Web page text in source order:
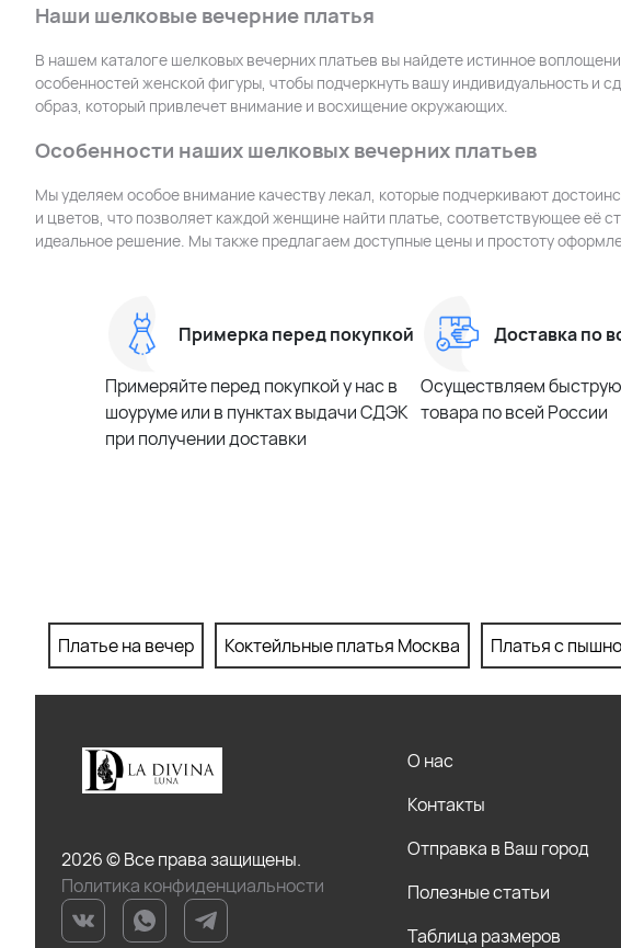
Наши шелковые вечерние платья
В нашем каталоге шелковых вечерних платьев вы найдете истинное
особенностей женской фигуры, чтобы подчеркнуть вашу индивидуальность
образ, который привлечет внимание и восхищение окружающих.
Особенности наших шелковых вечерних платьев
Мы уделяем особое внимание качеству лекал, которые подчеркивают
и цветов, что позволяет каждой женщине найти платье, соответствующее её
идеальное решение. Мы также предлагаем доступные цены и простоту
Примерка перед покупкой
Примеряйте перед покупкой у нас в
шоуруме или в пунктах выдачи СДЭК
при получении доставки
Доставка по
Осуществляем
товара по всей России
Платье на вечер Коктейльные платья Москва Платья с
2026 © Все права защищены.
Политика конфиденциальности
О нас
Контакты
Отправка в Ваш город
Полезные статьи
Таблица размеров